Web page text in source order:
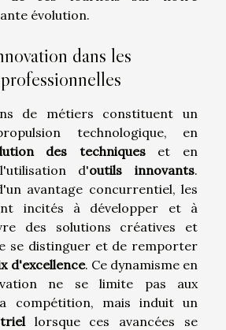
évolution.
dans les
de métiers constituent un
technologique, en
des techniqueset en
d'outils innovants.
avantage concurrentiel, les
incités à développer et à
des solutions créatives et
se distinguer et de remporter
d'excellence. Ce dynamisme en
ne se limite pas aux
compétition, mais induit un
lorsque ces avancées se